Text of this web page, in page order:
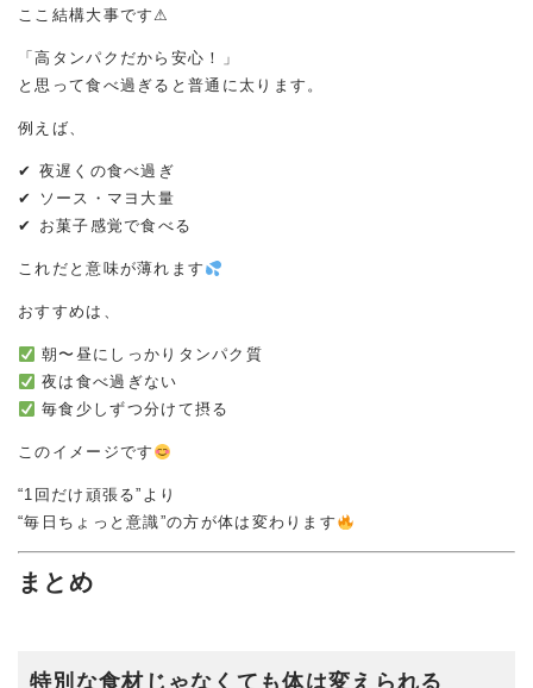
ここ結構大事です⚠
「高タンパクだから安心！」
と思って食べ過ぎると普通に太ります。
例えば、
✔ 夜遅くの食べ過ぎ
✔ ソース・マヨ大量
✔ お菓子感覚で食べる
これだと意味が薄れます
おすすめは、
朝〜昼にしっかりタンパク質
夜は食べ過ぎない
毎食少しずつ分けて摂る
このイメージです
“1回だけ頑張る”より
“毎日ちょっと意識”の方が体は変わります
まとめ
特別な食材じゃなくても体は変えられる